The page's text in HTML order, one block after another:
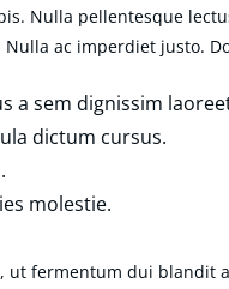
Nulla pellentesque
ac imperdiet justo.
a sem dignissim
dictum cursus.
molestie.
ut fermentum dui blandit